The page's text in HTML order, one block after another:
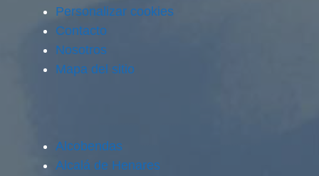
Personalizar cookies
Contacto
Nosotros
Mapa del sitio
Alcobendas
Alcalá de Henares